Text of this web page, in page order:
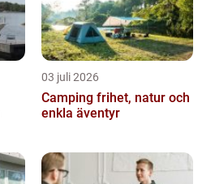
03 juli 2026
Camping frihet, natur och
enkla äventyr